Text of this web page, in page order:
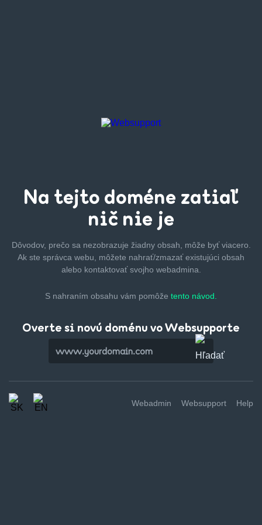
Na tejto doméne zatiaľ
nič nie je
Dôvodov, prečo sa nezobrazuje žiadny obsah, môže byťviacero.
Ak ste správca webu, môžete nahrať/zmazaťexistujúci obsah
alebo kontaktovať svojho webadmina.
S nahraním obsahu vám pomôže tento návod.
Overte si novú doménu vo Websupporte
Webadmin Websupport Help